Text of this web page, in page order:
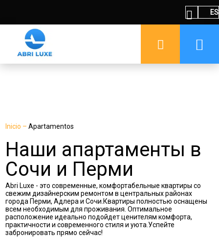
ES
Inicio –Apartamentos
Наши апартаменты в
Сочи и Перми
Abri Luxe - это современные, комфортабельные квартиры со
свежим дизайнерским ремонтом в центральных районах
города Перми, Адлера и Сочи.Квартиры полностью оснащены
всем необходимым для проживания. Оптимальное
расположение идеально подойдет ценителям комфорта,
практичности и современного стиля и уюта.Успейте
забронировать прямо сейчас!